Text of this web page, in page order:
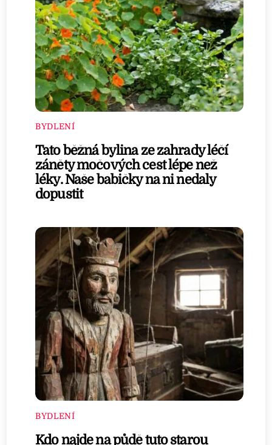
BYDLENÍ
Tato běžná bylina ze zahrady léčí
záněty močových cest lépe než
léky. Naše babičky na ni nedaly
dopustit
BYDLENÍ
Kdo najde na půdě tuto starou